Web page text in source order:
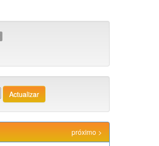
próximo >